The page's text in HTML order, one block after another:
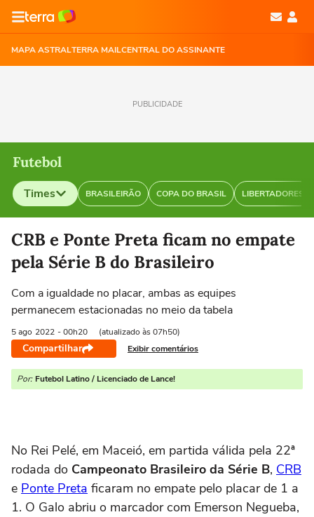
MAPA ASTRALTERRA MAILCENTRAL DO ASSINANTE
PUBLICIDADE
Futebol
Times BRASILEIRÃO COPA DO BRASIL LIBERTADORES
Selecione o time para ver as notícias
CRB e Ponte Preta ficam no empate
pela Série B do Brasileiro
Com a igualdade no placar, ambas as equipes
permanecem estacionadas no meio da tabela
5 ago 2022 - 00h20 (atualizado às 07h50)
Compartilhar Exibir comentários
Por: Futebol Latino / Licenciado de Lance!
No Rei Pelé, em Maceió, em partida válida pela 22ª
rodada do Campeonato Brasileiro da Série B, CRB
e Ponte Preta ficaram no empate pelo placar de 1 a
1. O Galo abriu o marcador com Emerson Negueba,